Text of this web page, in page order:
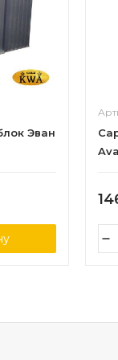
Эван